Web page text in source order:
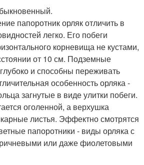
папоротник орляк отличить в
легко. Его побеги
корневища не кустами,
от 10 см. Подземные
и способны переживать
особенность орляка -
загнутые в виде улитки побеги.
оголенной, а верхушка
листья. Эффектно смотрятся
папоротники - виды орляка с
или даже фиолетовыми